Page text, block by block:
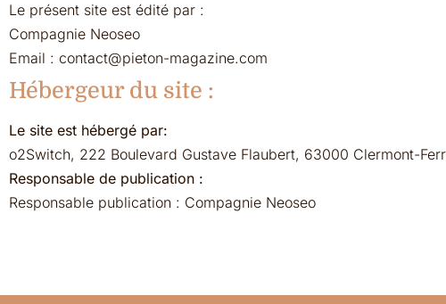
Le présent site est édité par :
Compagnie Neoseo
Email : contact@pieton-magazine.com
Hébergeur du site :
Le site est hébergé par:
o2Switch, 222 Boulevard Gustave Flaubert, 63000 Clermont-
Responsable de publication :
Responsable publication : Compagnie Neoseo